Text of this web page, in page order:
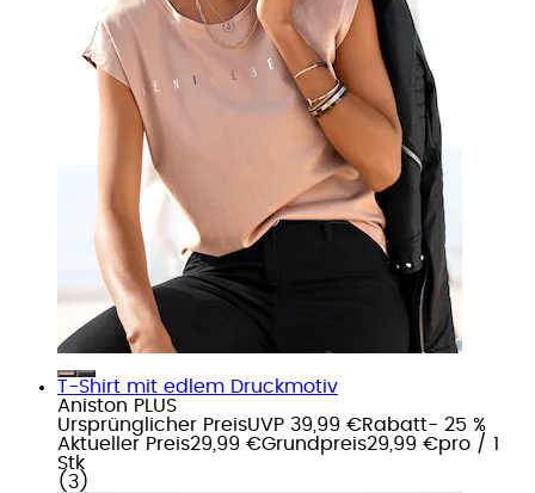
T-Shirt mit edlem Druckmotiv
Aniston PLUS
Ursprünglicher PreisUVP 39,99 €Rabatt- 25 %
Aktueller Preis29,99 €Grundpreis29,99 €pro / 1
Stk
( 3 )